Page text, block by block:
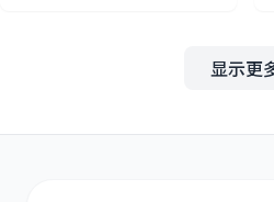
其他
显示更